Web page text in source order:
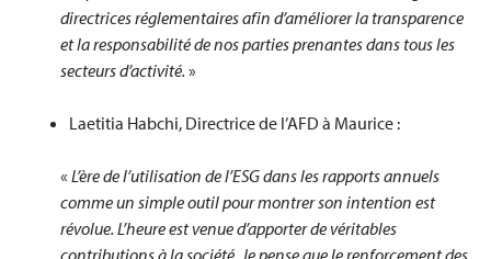
directrices réglementaires afin d’améliorer la transparence
et la responsabilité de nos parties prenantes dans tous les
secteurs d’activité. »
Laetitia Habchi, Directrice de l’AFD à Maurice :
« L’ère de l’utilisation de l’ESG dans les rapports annuels
comme un simple outil pour montrer son intention est
révolue. L’heure est venue d’apporter de véritables
contributions à la société. Je pense que le renforcement des